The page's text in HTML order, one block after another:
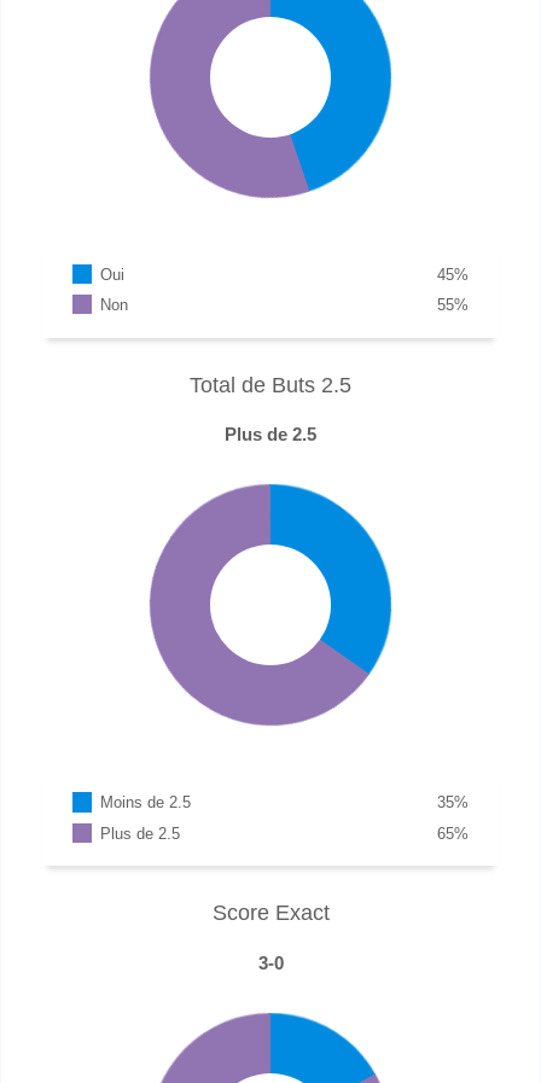
Oui %
45
Non
%
55
Total de Buts 2.5
Plus de 2.5
Moins de 2.5 %
35
Plus de 2.5
%
65
Score Exact
3-0